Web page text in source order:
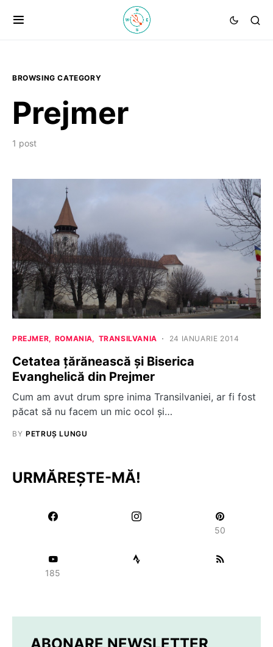
BROWSING CATEGORY
Prejmer
1 post
PREJMER ROMANIA TRANSILVANIA 24 IANUARIE 2014
Cetatea țărănească și Biserica
Evanghelică din Prejmer
Cum am avut drum spre inima Transilvaniei, ar fi fost
păcat să nu facem un mic ocol şi…
BY PETRUȘ LUNGU
URMĂREȘTE-MĂ!
50
185